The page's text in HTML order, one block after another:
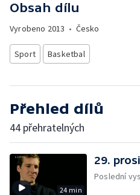
Obsah dílu
Vyrobeno 2013 • Česko
Sport Basketbal
Přehled dílů
44 přehratelných
24 min
29.
Poslední